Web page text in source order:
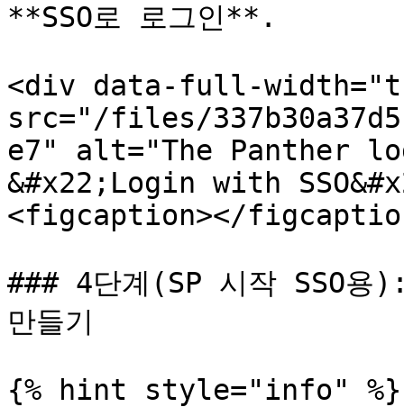
**SSO로 로그인**.
<div data-full-
src="/files/
e7" alt="The Panther
&#x22;Login with
<figcaption></
### 4단계(SP 시작 SSO
만들기
{% hint style="info" %}